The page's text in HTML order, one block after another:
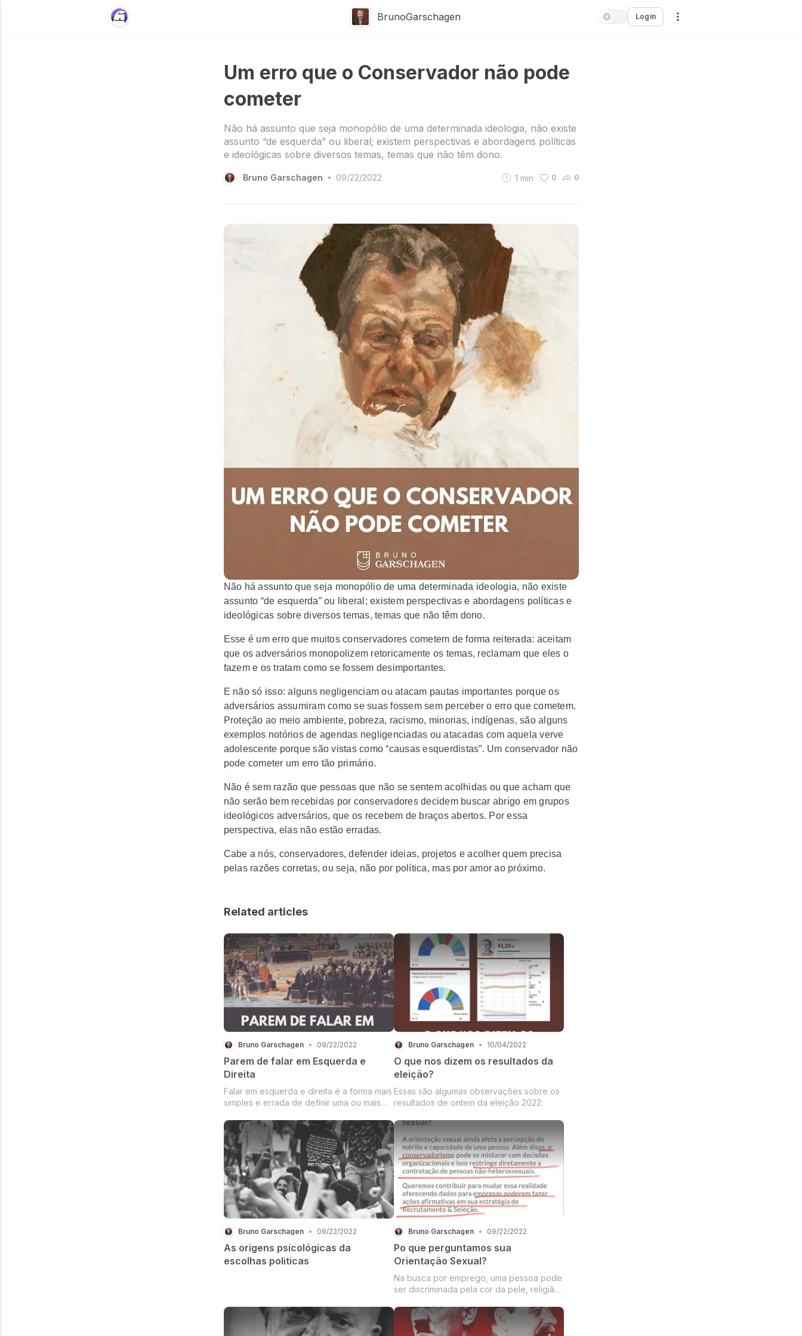
BrunoGarschagen Login
Um erro que o Conservador não pode
cometer
Não há assunto que seja monopólio de uma determinada ideologia, não existe
assunto “de esquerda” ou liberal; existem perspectivas e abordagens políticas
e ideológicas sobre diversos temas, temas que não têm dono.
Bruno Garschagen • 09/22/2022 1 min 0 0
Não há assunto que seja monopólio de uma determinada ideologia, não existe
assunto “de esquerda” ou liberal; existem perspectivas e abordagens políticas e
ideológicas sobre diversos temas, temas que não têm dono.
Esse é um erro que muitos conservadores cometem de forma reiterada: aceitam
que os adversários monopolizem retoricamente os temas, reclamam que eles o
fazem e os tratam como se fossem desimportantes.
E não só isso: alguns negligenciam ou atacam pautas importantes porque os
adversários assumiram como se suas fossem sem perceber o erro que cometem.
Proteção ao meio ambiente, pobreza, racismo, minorias, indígenas, são alguns
exemplos notórios de agendas negligenciadas ou atacadas com aquela verve
adolescente porque são vistas como “causas esquerdistas”. Um conservador não
pode cometer um erro tão primário.
Não é sem razão que pessoas que não se sentem acolhidas ou que acham que
não serão bem recebidas por conservadores decidem buscar abrigo em grupos
ideológicos adversários, que os recebem de braços abertos. Por essa
perspectiva, elas não estão erradas.
Cabe a nós, conservadores, defender ideias, projetos e acolher quem precisa
pelas razões corretas, ou seja, não por política, mas por amor ao próximo.
Related articles
Bruno Garschagen • 09/22/2022
Parem de falar em Esquerda e
Direita
Falar em esquerda e direita é a forma mais
simples e errada de definir uma ou mais
Bruno Garschagen • 10/04/2022
O que nos dizem os resultados da
eleição?
Essas são algumas observações sobre os
resultados de ontem da eleição 2022:
Bruno Garschagen • 09/22/2022
As origens psicológicas da
escolhas politicas
Bruno Garschagen • 09/22/2022
Po que perguntamos sua
Orientação Sexual?
Na busca por emprego, uma pessoa pode
ser discriminada pela cor da pele, religião,
homossexualidade, pela posição política?